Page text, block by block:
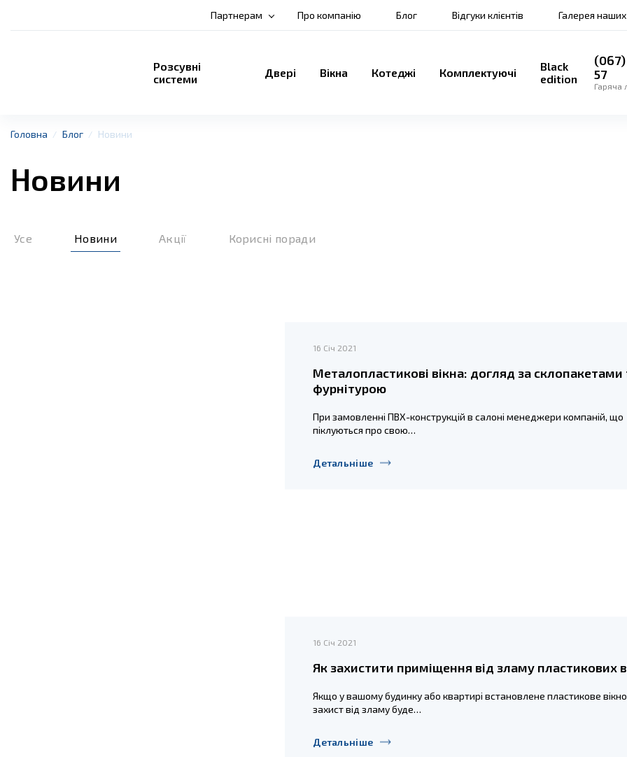
Партнерам Про компанію Блог Відгуки клієнтів Галерея наших
Розсувні
системи
Двері Вікна Котеджі Комплектуючі
Black
edition
57
Гаряча
Головна Блог Новини
Новини
Усе Новини Акції Корисні поради
16 Січ 2021
Металопластикові вікна: догляд за склопакетами
фурнітурою
При замовленні ПВХ-конструкцій в салоні менеджери компаній, що
піклуються про свою…
Детальніше
16 Січ 2021
Як захистити приміщення від зламу пластикових
Якщо у вашому будинку або квартирі встановлене пластикове
захист від зламу буде…
Детальніше